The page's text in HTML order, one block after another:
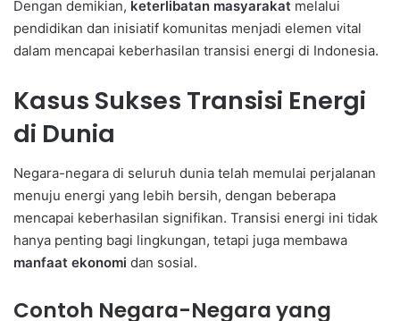
Dengan demikian, keterlibatan masyarakat melalui
pendidikan dan inisiatif komunitas menjadi elemen vital
dalam mencapai keberhasilan transisi energi di Indonesia.
Kasus Sukses Transisi Energi
di Dunia
Negara-negara di seluruh dunia telah memulai perjalanan
menuju energi yang lebih bersih, dengan beberapa
mencapai keberhasilan signifikan. Transisi energi ini tidak
hanya penting bagi lingkungan, tetapi juga membawa
manfaat ekonomi dan sosial.
Contoh Negara-Negara yang